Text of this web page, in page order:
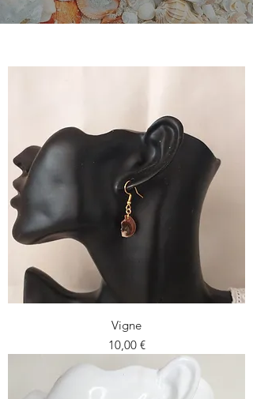
Vigne
Prezzo
10,00 €